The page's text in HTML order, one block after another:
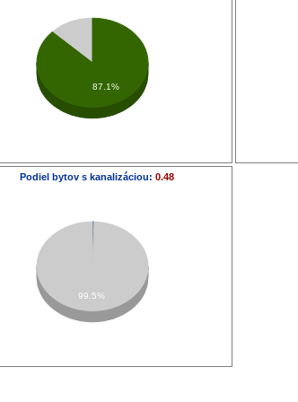
87.1%
Podiel bytov s kanalizáciou: 0.48
99.5%